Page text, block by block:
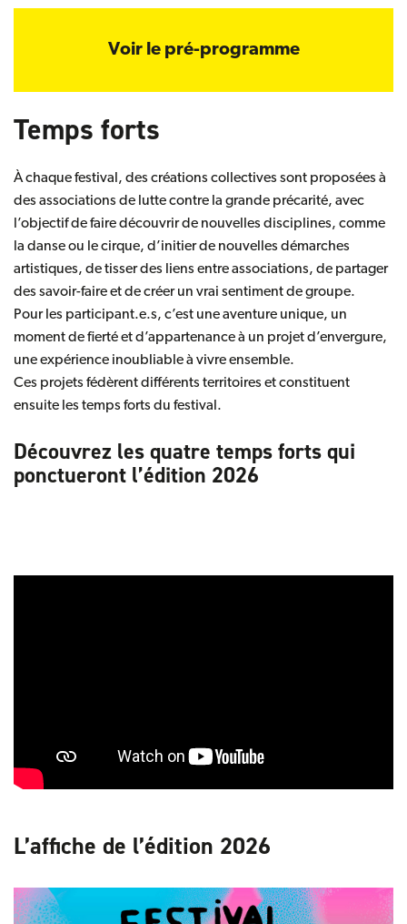
Voir le pré-programme
Temps forts
À chaque festival, des créations collectives sont proposées à
des associations de lutte contre la grande précarité, avec
l’objectif de faire découvrir de nouvelles disciplines, comme
la danse ou le cirque, d’initier de nouvelles démarches
artistiques, de tisser des liens entre associations, de partager
des savoir-faire et de créer un vrai sentiment de groupe.
Pour les participant.e.s, c’est une aventure unique, un
moment de fierté et d’appartenance à un projet d’envergure,
une expérience inoubliable à vivre ensemble.
Ces projets fédèrent différents territoires et constituent
ensuite les temps forts du festival.
Découvrez les quatre temps forts qui
ponctueront l’édition 2026
L’affiche de l’édition 2026